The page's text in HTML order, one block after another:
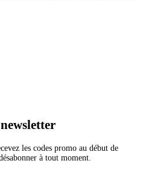
les codes promo au début de
à tout moment.